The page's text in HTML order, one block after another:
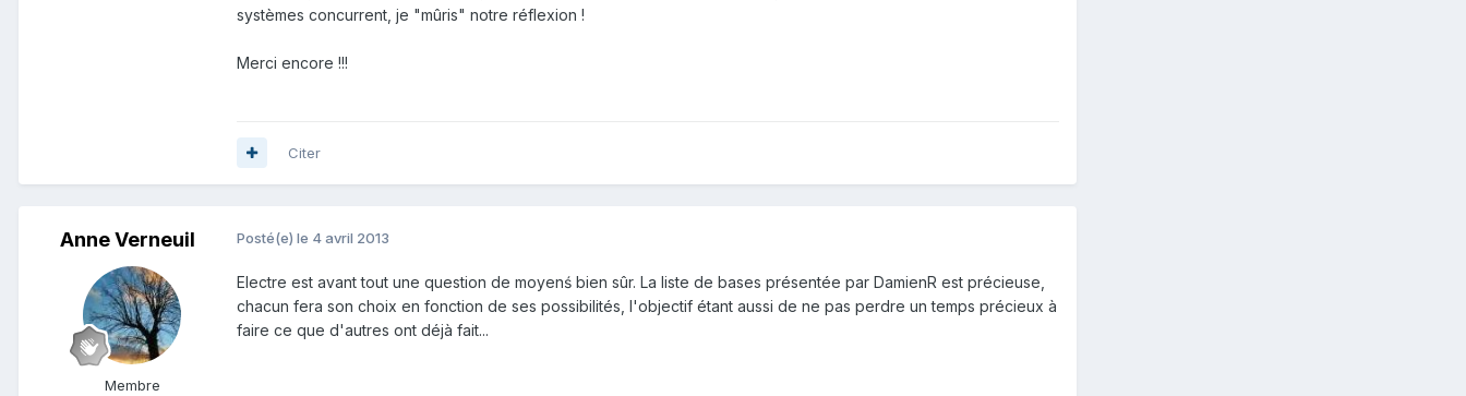
systèmes concurrent, je "mûris" notre réflexion !
Merci encore !!!
Citer
Anne Verneuil
Membre
Posté(e) le 4 avril 2013
Electre est avant tout une question de moyenś bien sûr. La liste de bases présentée par DamienR est précieuse,
chacun fera son choix en fonction de ses possibilités, l'objectif étant aussi de ne pas perdre un temps précieux à
faire ce que d'autres ont déjà fait...